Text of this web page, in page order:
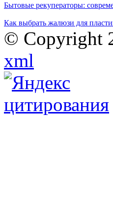
Бытовые рекуператоры:
Как выбрать жалюзи для
© Copyright
xml